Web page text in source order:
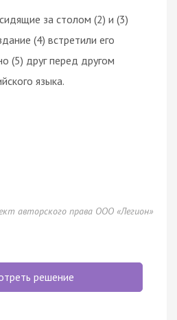
за столом (2) и (3)
(4) встретили его
(5) друг перед другом
языка.
авторского права ООО «Легион»
решение